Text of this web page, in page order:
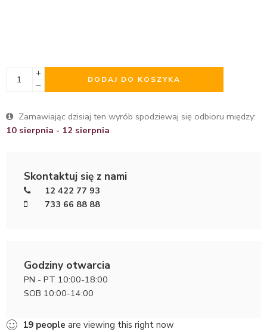
DODAJ DO KOSZYKA
Zamawiając dzisiaj ten wyrób spodziewaj się odbioru między:
10 sierpnia - 12 sierpnia
Skontaktuj się z nami
12 422 77 93
733 66 88 88
Godziny otwarcia
PN - PT 10:00-18:00
SOB 10:00-14:00
19 people are viewing this right now